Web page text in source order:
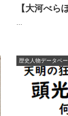
【大河べら
歴史人物データベー